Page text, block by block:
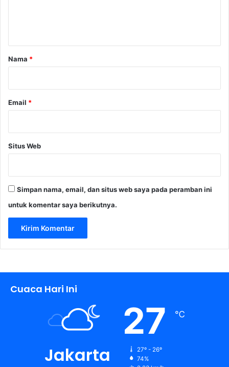
r
Nama *
Email *
Situs Web
Simpan nama, email, dan situs web saya pada peramban ini
untuk komentar saya berikutnya.
Cuaca Hari Ini
Jakarta
27 ℃
27º - 26º
74%